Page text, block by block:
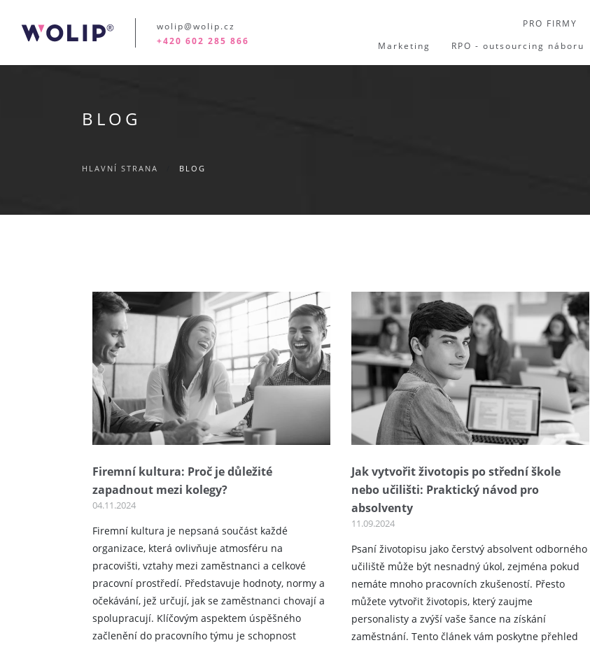
wolip@wolip.cz
+420 602 285 866
PRO FIRMY
Marketing
RPO - outsourcing náboru
BLOG
HLAVNÍ STRANA BLOG
Firemní kultura: Proč je důležité
zapadnout mezi kolegy?
04.11.2024
Firemní kultura je nepsaná součást každé
organizace, která ovlivňuje atmosféru na
pracovišti, vztahy mezi zaměstnanci a celkové
pracovní prostředí. Představuje hodnoty, normy a
očekávání, jež určují, jak se zaměstnanci chovají a
spolupracují. Klíčovým aspektem úspěšného
začlenění do pracovního týmu je schopnost
Jak vytvořit životopis po střední škole
nebo učilišti: Praktický návod pro
absolventy
11.09.2024
Psaní životopisu jako čerstvý absolvent odborného
učiliště může být nesnadný úkol, zejména pokud
nemáte mnoho pracovních zkušeností. Přesto
můžete vytvořit životopis, který zaujme
personalisty a zvýší vaše šance na získání
zaměstnání. Tento článek vám poskytne přehled